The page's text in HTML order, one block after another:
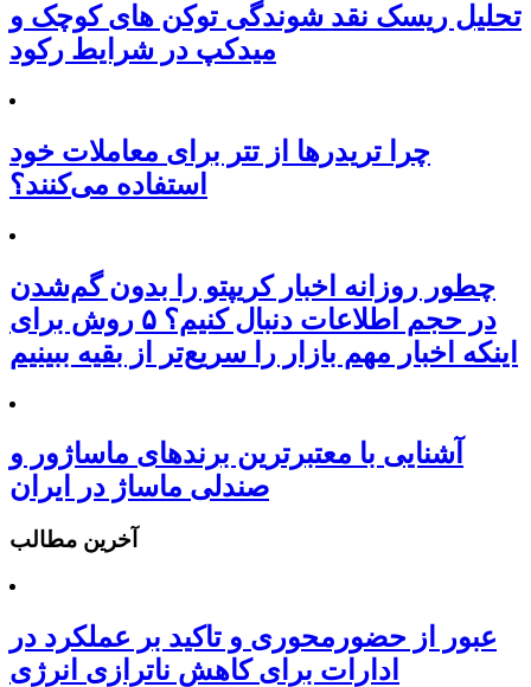
تحلیل ریسک نقد شوندگی توکن های کوچک و
میدکپ در شرایط رکود
چرا تریدرها از تتر برای معاملات خود
استفاده می‌کنند؟
چطور روزانه اخبار کریپتو را بدون گم‌شدن
در حجم اطلاعات دنبال کنیم؟ ۵ روش برای
اینکه اخبار مهم بازار را سریع‌تر از بقیه ببینیم
آشنایی با معتبرترین برندهای ماساژور و
صندلی ماساژ در ایران
آخرین مطالب
عبور از حضورمحوری و تاکید بر عملکرد در
ادارات برای کاهش ناترازی انرژی